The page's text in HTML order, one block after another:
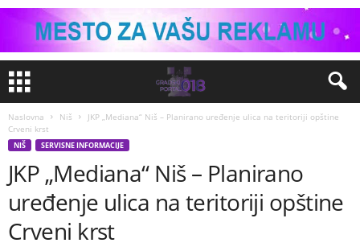
Naslovna Niš
JKP „Mediana“ Niš – Planirano uređenje ulica na teritoriji opštine
Crveni krst
NIŠ SERVISNE INFORMACIJE
JKP „Mediana“ Niš – Planirano
uređenje ulica na teritoriji opštine
Crveni krst